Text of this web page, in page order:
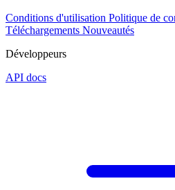
Conditions d'utilisation Politique de
Téléchargements Nouveautés
Développeurs
API docs